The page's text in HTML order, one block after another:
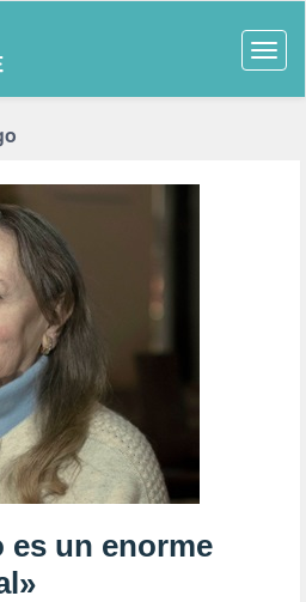
es un enorme